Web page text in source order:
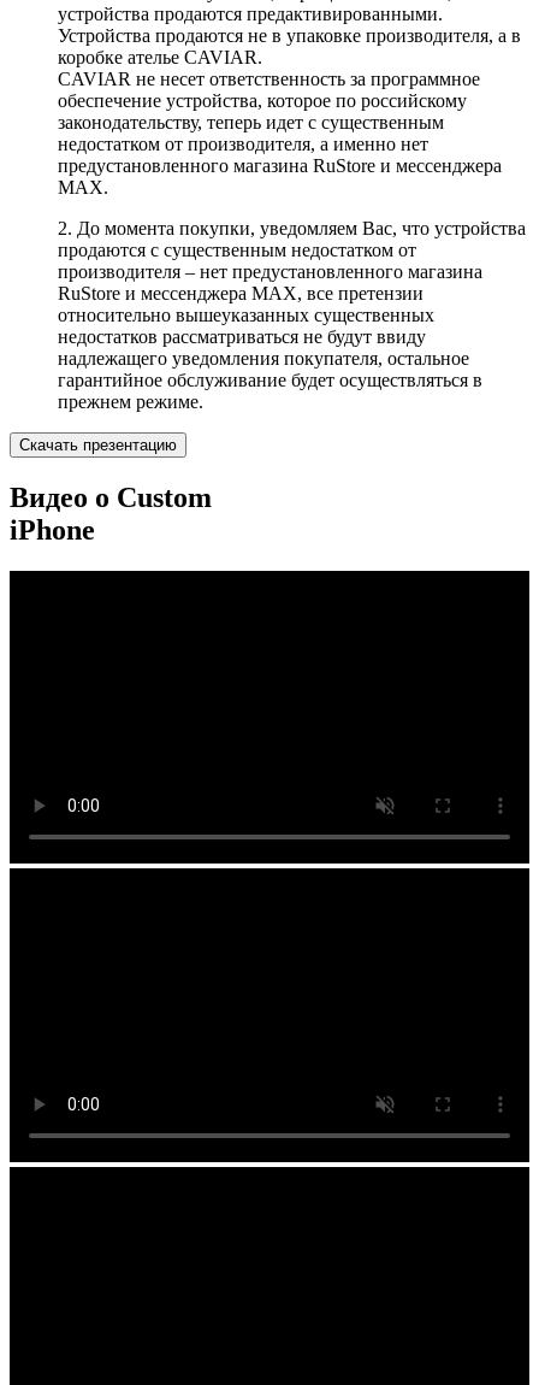
устройства продаются предактивированными.
Устройства продаются не в упаковке производителя, а в
коробке ателье CAVIAR.
CAVIAR не несет ответственность за программное
обеспечение устройства, которое по российскому
законодательству, теперь идет с существенным
недостатком от производителя, а именно нет
предустановленного магазина RuStore и мессенджера
MAX.
2. До момента покупки, уведомляем Вас, что устройства
продаются с существенным недостатком от
производителя – нет предустановленного магазина
RuStore и мессенджера MAX, все претензии
относительно вышеуказанных существенных
недостатков рассматриваться не будут ввиду
надлежащего уведомления покупателя, остальное
гарантийное обслуживание будет осуществляться в
прежнем режиме.
Скачать презентацию
Видео о Custom
iPhone